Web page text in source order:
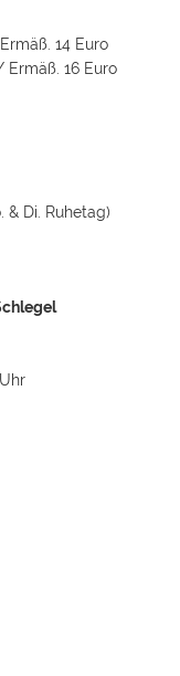
14 Euro
Ermäß. 16 Euro
& Di. Ruhetag)